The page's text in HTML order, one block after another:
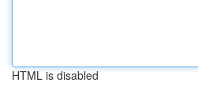
HTML is disabled